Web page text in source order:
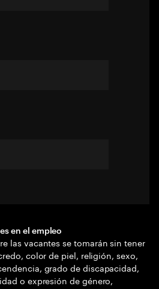
en el empleo
las vacantes se tomarán sin tener
color de piel, religión, sexo,
grado de discapacidad,
o expresión de género,